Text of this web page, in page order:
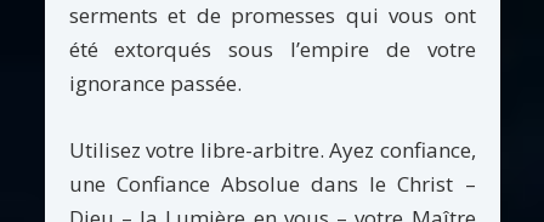
serments et de promesses qui vous ont
été extorqués sous l’empire de votre
ignorance passée.
Utilisez votre libre-arbitre. Ayez confiance,
une Confiance Absolue dans le Christ –